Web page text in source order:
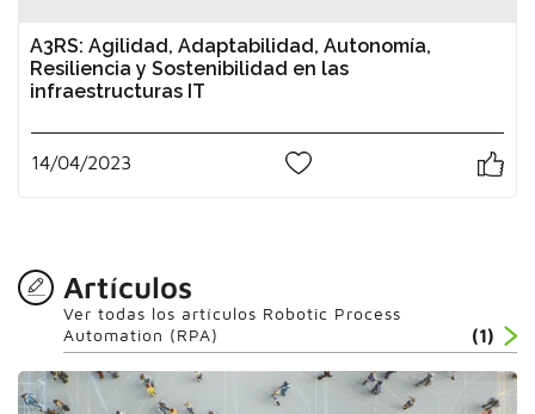
A3RS: Agilidad, Adaptabilidad, Autonomía,
Resiliencia y Sostenibilidad en las
infraestructuras IT
14/04/2023
Artículos
Ver todas los artículos Robotic Process
Automation (RPA)
(1)